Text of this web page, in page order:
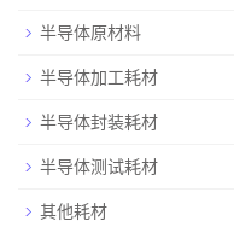
半导体原材料
半导体加工耗材
半导体封装耗材
半导体测试耗材
其他耗材